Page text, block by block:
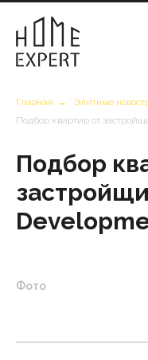
Главная → Элитные
Подбор квартир от
Подбор
Фото